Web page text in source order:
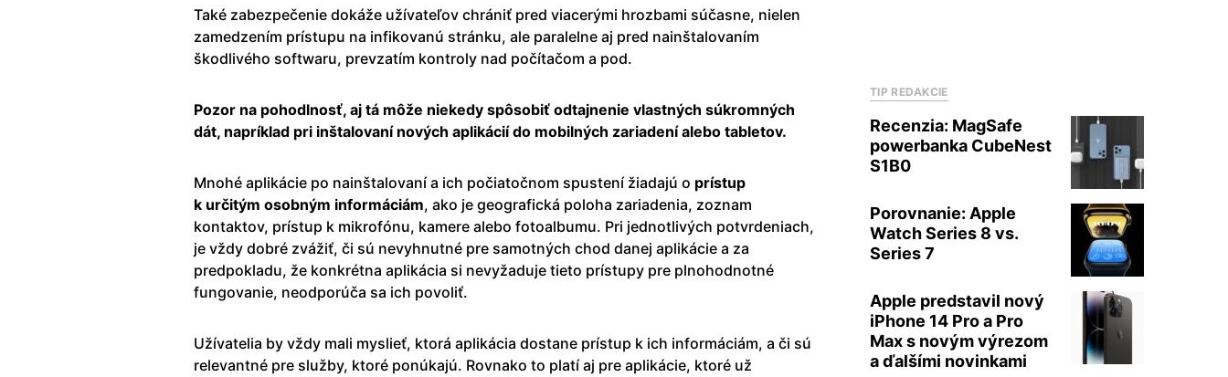
Také zabezpečenie dokáže užívateľov chrániť pred viacerými hrozbami súčasne, nielen
zamedzením prístupu na infikovanú stránku, ale paralelne aj pred nainštalovaním
škodlivého softwaru, prevzatím kontroly nad počítačom a pod.
Pozor na pohodlnosť, aj tá môže niekedy spôsobiť odtajnenie vlastných súkromných
dát, napríklad pri inštalovaní nových aplikácií do mobilných zariadení alebo tabletov.
Mnohé aplikácie po nainštalovaní a ich počiatočnom spustení žiadajú o prístup
k určitým osobným informáciám, ako je geografická poloha zariadenia, zoznam
kontaktov, prístup k mikrofónu, kamere alebo fotoalbumu. Pri jednotlivých potvrdeniach,
je vždy dobré zvážiť, či sú nevyhnutné pre samotných chod danej aplikácie a za
predpokladu, že konkrétna aplikácia si nevyžaduje tieto prístupy pre plnohodnotné
fungovanie, neodporúča sa ich povoliť.
Užívatelia by vždy mali myslieť, ktorá aplikácia dostane prístup k ich informáciám, a či sú
relevantné pre služby, ktoré ponúkajú. Rovnako to platí aj pre aplikácie, ktoré už
TIP REDAKCIE
Recenzia: MagSafe
powerbanka CubeNest
S1B0
Porovnanie: Apple
Watch Series 8 vs.
Series 7
Apple predstavil nový
iPhone 14 Pro a Pro
Max s novým výrezom
a ďalšími novinkami